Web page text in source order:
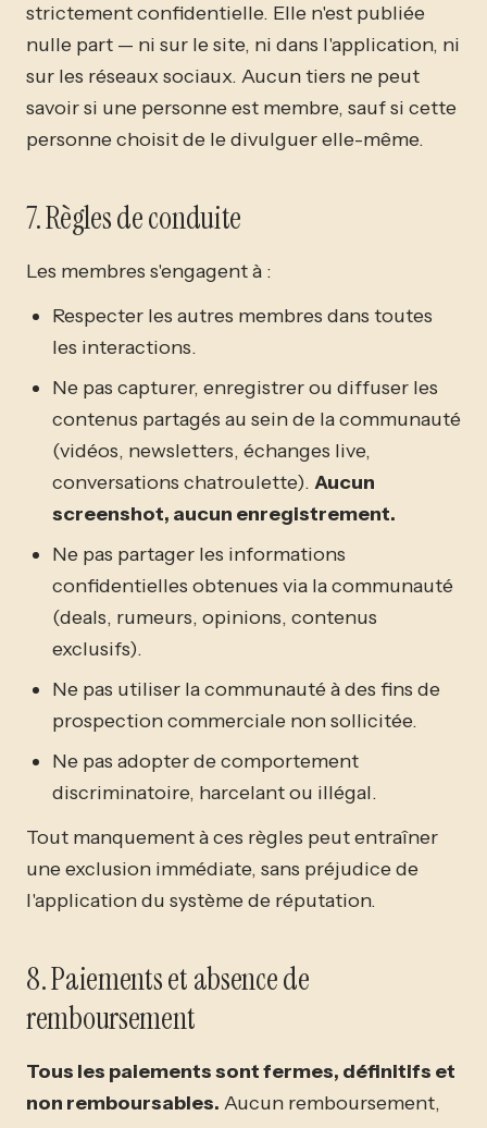
strictement confidentielle. Elle n'est publiée
nulle part — ni sur le site, ni dans l'application, ni
sur les réseaux sociaux. Aucun tiers ne peut
savoir si une personne est membre, sauf si cette
personne choisit de le divulguer elle-même.
7. Règles de conduite
Les membres s'engagent à :
Respecter les autres membres dans toutes
les interactions.
Ne pas capturer, enregistrer ou diffuser les
contenus partagés au sein de la communauté
(vidéos, newsletters, échanges live,
conversations chatroulette). Aucun
screenshot, aucun enregistrement.
Ne pas partager les informations
confidentielles obtenues via la communauté
(deals, rumeurs, opinions, contenus
exclusifs).
Ne pas utiliser la communauté à des fins de
prospection commerciale non sollicitée.
Ne pas adopter de comportement
discriminatoire, harcelant ou illégal.
Tout manquement à ces règles peut entraîner
une exclusion immédiate, sans préjudice de
l'application du système de réputation.
8. Paiements et absence de
remboursement
Tous les paiements sont fermes, définitifs et
non remboursables. Aucun remboursement,